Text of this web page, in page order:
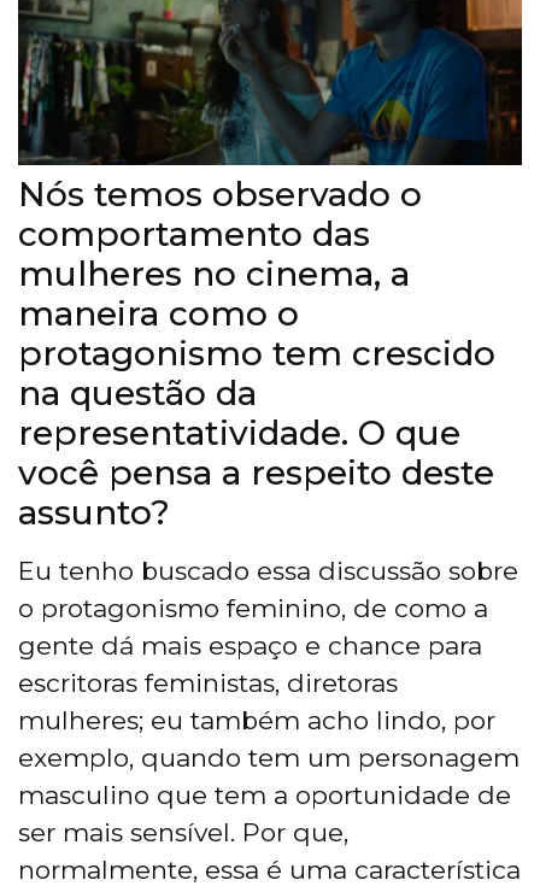
Nós temos observado o
comportamento das
mulheres no cinema, a
maneira como o
protagonismo tem crescido
na questão da
representatividade. O que
você pensa a respeito deste
assunto?
Eu tenho buscado essa discussão sobre
o protagonismo feminino, de como a
gente dá mais espaço e chance para
escritoras feministas, diretoras
mulheres; eu também acho lindo, por
exemplo, quando tem um personagem
masculino que tem a oportunidade de
ser mais sensível. Por que,
normalmente, essa é uma característica